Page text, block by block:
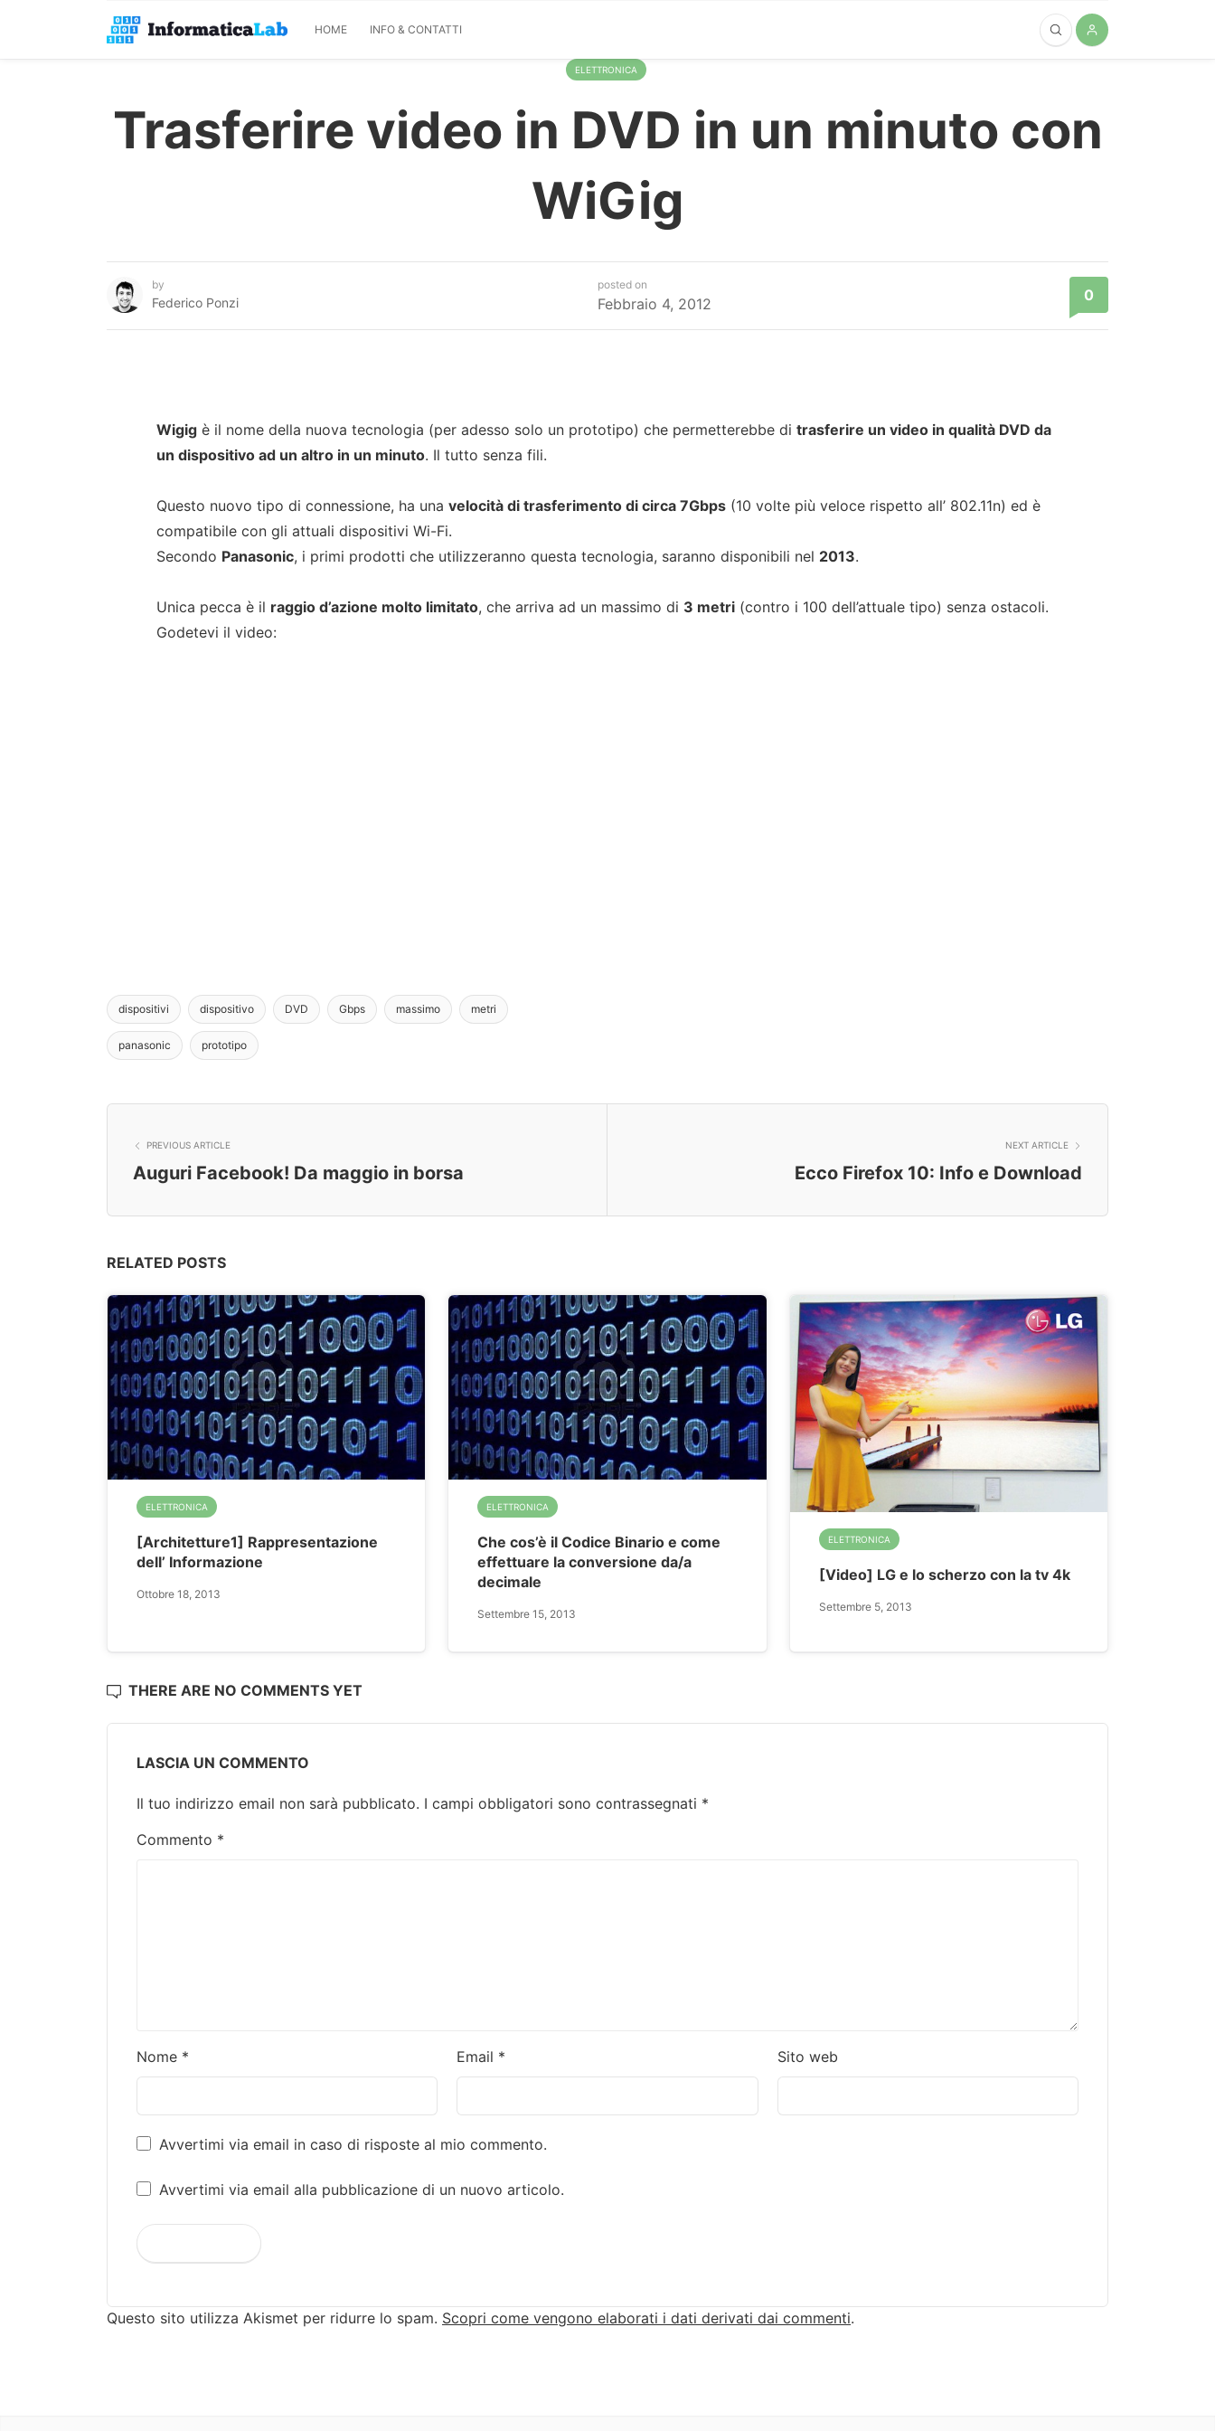
HOME INFO & CONTATTI
ELETTRONICA
Trasferire video in DVD in un minuto con
WiGig
by
Federico Ponzi
posted on
Febbraio 4, 2012 0
Wigig è il nome della nuova tecnologia (per adesso solo un prototipo) che permetterebbe ditrasferire un video in qualità DVD da
un dispositivo ad un altro in un minuto. Il tutto senza fili.
Questo nuovo tipo di connessione, ha unavelocità di trasferimento di circa 7Gbps (10 volte più veloce rispetto all’ 802.11n) ed è
compatibile con gli attuali dispositivi Wi-Fi.
Secondo Panasonic, i primi prodotti che utilizzeranno questa tecnologia, saranno disponibili nel 2013.
Unica pecca è il raggio d’azione molto limitato, che arriva ad un massimo di 3 metri (contro i 100 dell’attuale tipo) senza ostacoli.
Godetevi il video:
dispositivi dispositivo DVD Gbps massimo metri
panasonic prototipo
PREVIOUS ARTICLE
Auguri Facebook! Da maggio in borsa
NEXT ARTICLE
Ecco Firefox 10: Info e Download
RELATED POSTS
ELETTRONICA
[Architetture1] Rappresentazione
dell’ Informazione
Ottobre 18, 2013
ELETTRONICA
Che cos’è il Codice Binario e come
effettuare la conversione da/a
decimale
Settembre 15, 2013
ELETTRONICA
[Video] LG e lo scherzo con la tv 4k
Settembre 5, 2013
THERE ARE NO COMMENTS YET
LASCIA UN COMMENTO
Il tuo indirizzo email non sarà pubblicato. I campi obbligatori sono contrassegnati *
Commento *
Nome * Email * Sito web
Avvertimi via email in caso di risposte al mio commento.
Avvertimi via email alla pubblicazione di un nuovo articolo.
Questo sito utilizza Akismet per ridurre lo spam. Scopri come vengono elaborati i dati derivati dai commenti.